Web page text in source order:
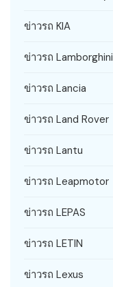
ข่าวรถ KIA
ข่าวรถ Lamborghini
ข่าวรถ Lancia
ข่าวรถ Land Rover
ข่าวรถ Lantu
ข่าวรถ Leapmotor
ข่าวรถ LEPAS
ข่าวรถ LETIN
ข่าวรถ Lexus